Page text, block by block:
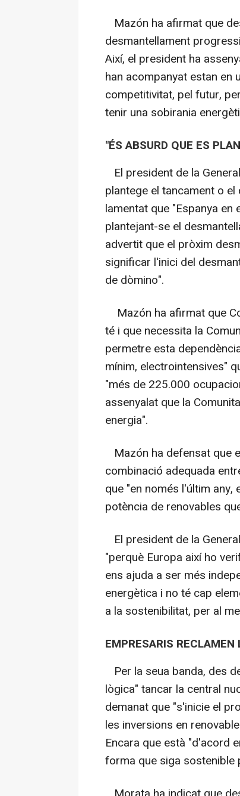
Mazón ha afirmat que
desmantellament
Així, el president ha
han acompanyat estan en
competitivitat, pel futur,
tenir una sobirania
"ÉS ABSURD QUE ES
El president de la
plantege el tancament o
lamentat que "Espanya
plantejant-se el
advertit que el pròxim
significar l'inici del
de dòmino".
Mazón ha afirmat que
té i que necessita la
permetre esta
mínim, electrointensives"
"més de 225.000
assenyalat que la
energia".
Mazón ha defensat que
combinació adequada
que "en només l'últim
potència de renovables
El president de la
"perquè Europa així ho
ens ajuda a ser més
energètica i no té cap
a la sostenibilitat, per al
EMPRESARIS RECLAMEN
Per la seua banda, des
lògica" tancar la central
demanat que "s'inicie el
les inversions en
Encara que està "d'acord
forma que siga sostenible